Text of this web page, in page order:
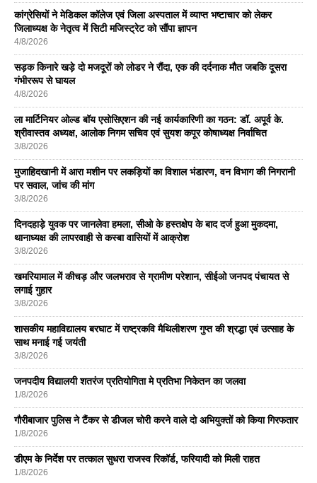
कांग्रेसियों ने मेडिकल कॉलेज एवं जिला अस्पताल में व्याप्त भष्टाचार को लेकर
जिलाध्यक्ष के नेतृत्व में सिटी मजिस्ट्रेट को सौंपा ज्ञापन
4/8/2026
सड़क किनारे खड़े दो मजदूरों को लोडर ने रौंदा, एक की दर्दनाक मौत जबकि दूसरा
गंभीररूप से घायल
4/8/2026
ला मार्टिनियर ओल्ड बॉय एसोसिएशन की नई कार्यकारिणी का गठन: डॉ. अपूर्व के.
श्रीवास्तव अध्यक्ष, आलोक निगम सचिव एवं सुयश कपूर कोषाध्यक्ष निर्वाचित
3/8/2026
मुजाहिदखानी में आरा मशीन पर लकड़ियों का विशाल भंडारण, वन विभाग की निगरानी
पर सवाल, जांच की मांग
3/8/2026
दिनदहाड़े युवक पर जानलेवा हमला, सीओ के हस्तक्षेप के बाद दर्ज हुआ मुकदमा,
थानाध्यक्ष की लापरवाही से कस्बा वासियों में आक्रोश
3/8/2026
खमरियामाल में कीचड़ और जलभराव से ग्रामीण परेशान, सीईओ जनपद पंचायत से
लगाई गुहार
3/8/2026
शासकीय महाविद्यालय बरघाट में राष्ट्रकवि मैथिलीशरण गुप्त की श्रद्धा एवं उत्साह के
साथ मनाई गई जयंती
3/8/2026
जनपदीय विद्यालयी शतरंज प्रतियोगिता मे प्रतिभा निकेतन का जलवा
1/8/2026
गौरीबाजार पुलिस ने टैंकर से डीजल चोरी करने वाले दो अभियुक्तों को किया गिरफतार
1/8/2026
डीएम के निर्देश पर तत्काल सुधरा राजस्व रिकॉर्ड, फरियादी को मिली राहत
1/8/2026